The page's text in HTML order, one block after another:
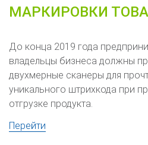
МАРКИРОВКИ
До конца 2019 года
владельцы бизнеса должны
двухмерные сканеры для
уникального штрихкода при
отгрузке продукта.
Перейти